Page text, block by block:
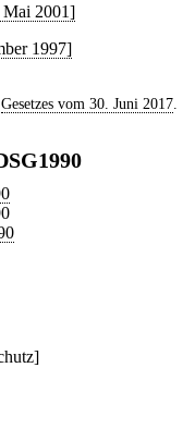
Mai 2001]
1997]
Gesetzes vom 30. Juni 2017.
]